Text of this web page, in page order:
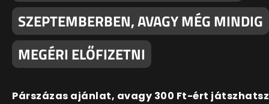
SZEPTEMBERBEN, AVAGY MÉG MINDIG
MEGÉRI ELŐFIZETNI
Párszázas ajánlat, avagy 300 Ft-ért játszhatsz